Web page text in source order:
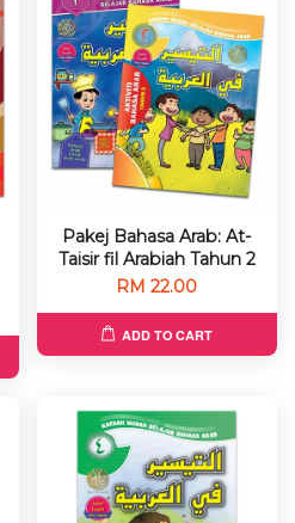
Pakej Bahasa Arab: At-
Taisir fil Arabiah Tahun 2
RM 22.00
ADD TO CART